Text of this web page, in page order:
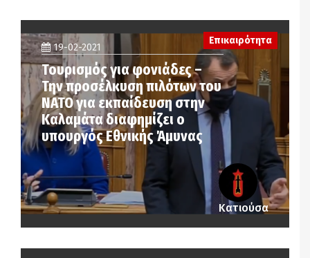
Επικαιρότητα
19-02-2021
Τουρισμός για φονιάδες –
Την προσέλκυση πιλότων του
ΝΑΤΟ για εκπαίδευση στην
Καλαμάτα διαφημίζει ο
υπουργός Εθνικής Άμυνας
Κατιούσα